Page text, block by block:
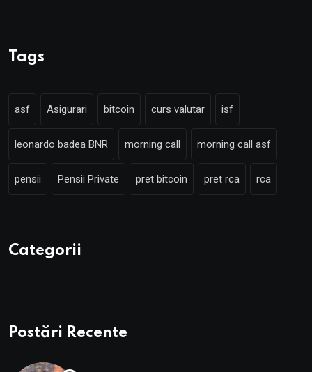
Tags
asf Asigurari bitcoin curs valutar isf
leonardo badea BNR morning call morning call asf
pensii Pensii Private pret bitcoin pret rca rca
Categorii
Postări Recente